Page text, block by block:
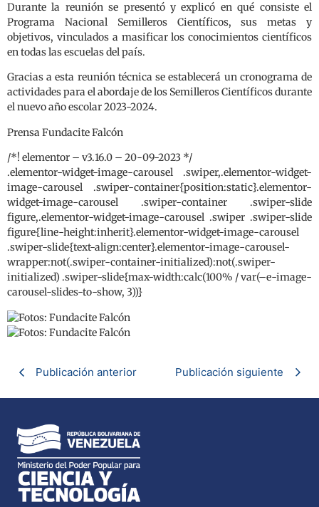
Durante la reunión se presentó y explicó en qué consiste el
Programa Nacional Semilleros Científicos, sus metas y
objetivos, vinculados a masificar los conocimientos científicos
en todas las escuelas del país.
Gracias a esta reunión técnica se establecerá un cronograma de
actividades para el abordaje de los Semilleros Científicos durante
el nuevo año escolar 2023-2024.
Prensa Fundacite Falcón
/*! elementor – v3.16.0 – 20-09-2023 */
.elementor-widget-image-carousel .swiper,.elementor-widget-
image-carousel .swiper-container{position:static}.elementor-
widget-image-carousel .swiper-container .swiper-slide
figure,.elementor-widget-image-carousel .swiper .swiper-slide
figure{line-height:inherit}.elementor-widget-image-carousel
.swiper-slide{text-align:center}.elementor-image-carousel-
wrapper:not(.swiper-container-initialized):not(.swiper-
initialized) .swiper-slide{max-width:calc(100% / var(–e-image-
carousel-slides-to-show, 3))}
Publicación anterior Publicación siguiente